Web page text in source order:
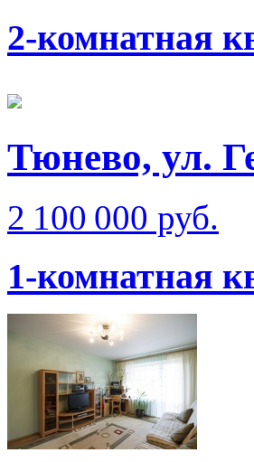
2-комнатная
Тюнево, ул.
2 100 000 руб.
1-комнатная